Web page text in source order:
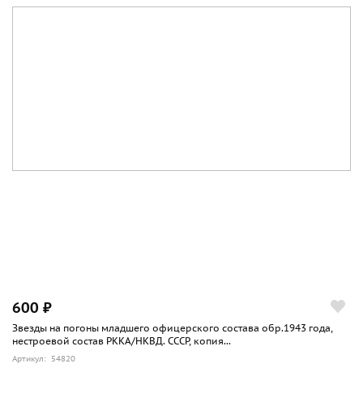
600 ₽
Звезды на погоны младшего офицерского состава обр.1943 года,
нестроевой состав РККА/НКВД. СССР, копия...
Артикул: 54820